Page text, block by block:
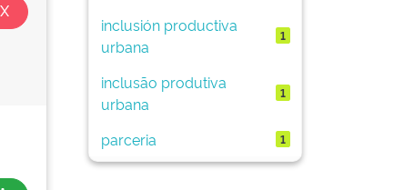
inclusión productiva
urbana
1
inclusão produtiva
urbana
1
parceria 1